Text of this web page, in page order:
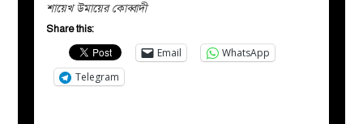
শায়েখ উমায়ের কোব্বাদী
Share this:
Email
WhatsApp
Telegram